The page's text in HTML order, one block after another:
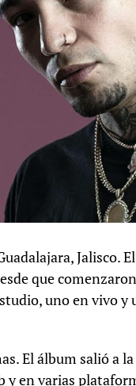
Jalisco.
que
uno en vivo y
El álbum salió a
y en varias